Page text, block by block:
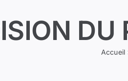
Accueil